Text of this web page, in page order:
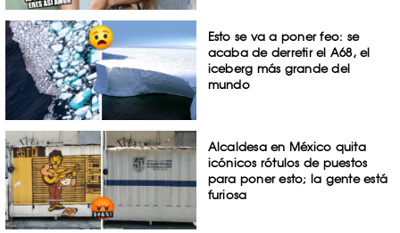
Esto se va a poner feo: se
acaba de derretir el A68, el
iceberg más grande del
mundo
Alcaldesa en México quita
icónicos rótulos de puestos
para poner esto; la gente está
furiosa